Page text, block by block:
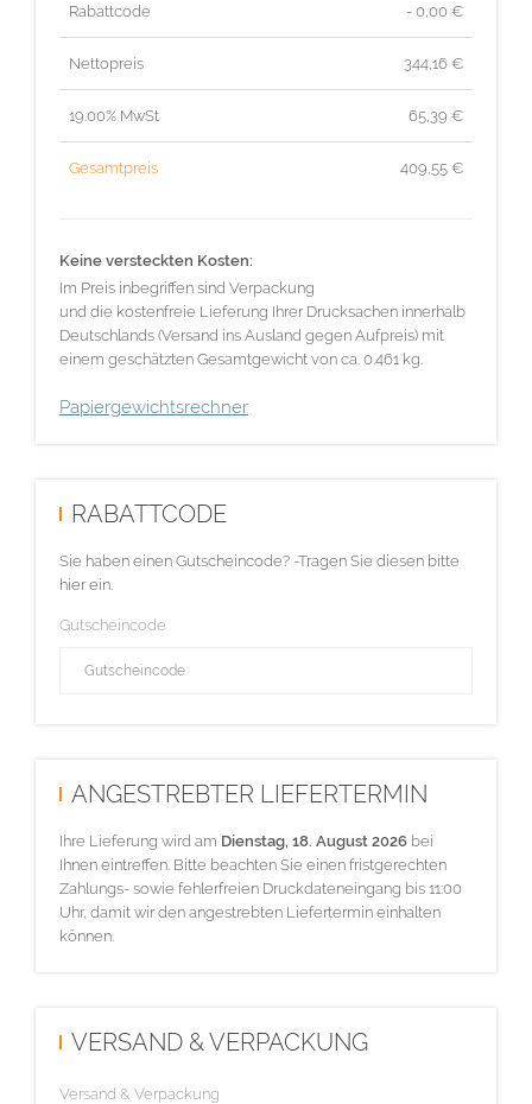
Rabattcode - 0,00 €
Nettopreis 344,16 €
19.00% MwSt 65,39 €
Gesamtpreis 409,55 €
Keine versteckten Kosten:
Im Preis inbegriffen sind Verpackung
und die kostenfreie Lieferung Ihrer Drucksachen innerhalb
Deutschlands (Versand ins Ausland gegen Aufpreis) mit
einem geschätzten Gesamtgewicht von ca. 0.461 kg.
Papiergewichtsrechner
RABATTCODE
Sie haben einen Gutscheincode? -Tragen Sie diesen bitte
hier ein.
Gutscheincode
ANGESTREBTER LIEFERTERMIN
Ihre Lieferung wird am Dienstag, 18. August 2026 bei
Ihnen eintreffen. Bitte beachten Sie einen fristgerechten
Zahlungs- sowie fehlerfreien Druckdateneingang bis 11:00
Uhr, damit wir den angestrebten Liefertermin einhalten
können.
VERSAND & VERPACKUNG
Versand & Verpackung